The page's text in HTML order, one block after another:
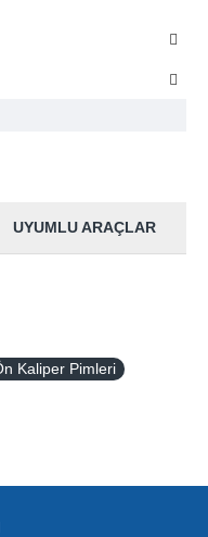
UYUMLU ARAÇLAR
Kaliper Pimleri